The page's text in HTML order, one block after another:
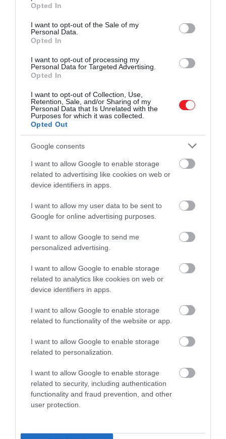
use your data for below specified purposes in below Google
consent section.
Opted In
I want to opt-out of the Sale of my
Personal Data.
Opted In
I want to opt-out of processing my
Personal Data for Targeted Advertising.
Opted In
I want to opt-out of Collection, Use,
Retention, Sale, and/or Sharing of my
Personal Data that Is Unrelated with the
Purposes for which it was collected.
Opted Out
Google consents
I want to allow Google to enable storage
related to advertising like cookies on web or
device identifiers in apps.
I want to allow my user data to be sent to
Google for online advertising purposes.
I want to allow Google to send me
personalized advertising.
I want to allow Google to enable storage
related to analytics like cookies on web or
device identifiers in apps.
I want to allow Google to enable storage
related to functionality of the website or app.
I want to allow Google to enable storage
related to personalization.
I want to allow Google to enable storage
related to security, including authentication
functionality and fraud prevention, and other
user protection.
Ez is érdekelhet: Ezek a magyarok kedvenc
gyümölcsei és zöldségei
A mangó szénhidráttartalma kissé magasabb, 25
gramm csészénként, de ettől még nem lesz
kevésbé tápláló. Az A-vitaminnal teli mangó
segíthet megőrizni a bőr egészségét és elősegítheti
Alma
Annak ellenére, hogy az alma magasabb
szénhidráttartalmú gyümölcs, alacsony glikémiájú
élelmiszer, amely 4 gramm rostot kínál. Az almában
található rost nem csak jóllakat, de lassítja a
hirtelen kiugrásokat, így tökéletes egészséges
délutáni nassolnivaló.
KALÓRIA VITAMIN
EGÉSZSÉG GASZTRONÓMIA
Rostos keksz, fehérjedús puding és
emésztést serkentő…
2026. AUGUSZTUS 2. ● GASZTRONÓMIA
Te is tejfölös dobozban tárolod a
maradékot? Forró ételt…